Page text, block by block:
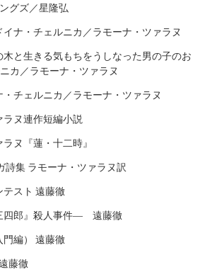
グズ／星隆弘
ナ・チェルニカ／ラモーナ・ツァラヌ
と生きる気もちをうしなった男の子のお
カ／ラモーナ・ツァラヌ
チェルニカ／ラモーナ・ツァラヌ
ラヌ連作短編小説
ヌ『蓮・十二時』
詩集 ラモーナ・ツァラヌ訳
テスト 遠藤徹
四郎』殺人事件― 遠藤徹
編） 遠藤徹
藤徹